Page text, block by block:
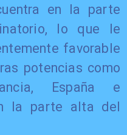
en la parte
lo que le
favorable
potencias como
España e
la parte alta del